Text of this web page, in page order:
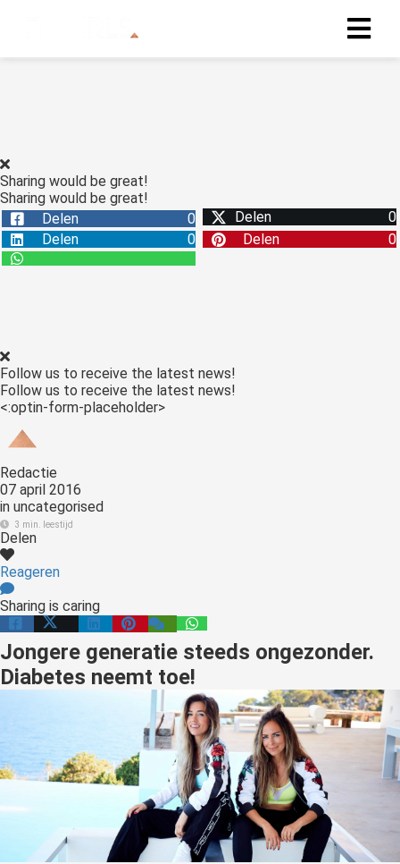
Sharing would be great!
Sharing would be great!
Delen
0 Delen
0
Delen
0 Delen 0
Follow us to receive the latest news!
Follow us to receive the latest news!
<:optin-form-placeholder>
Redactie
07 april 2016
in uncategorised
3 min. leestijd
Delen
Reageren
Sharing is caring
Jongere generatie steeds ongezonder.
Diabetes neemt toe!